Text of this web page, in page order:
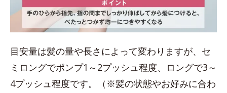
目安量は髪の量や長さによって変わりますが、セ
ミロングでポンプ1～2プッシュ程度、ロングで3～
4プッシュ程度です。（※髪の状態やお好みに合わ